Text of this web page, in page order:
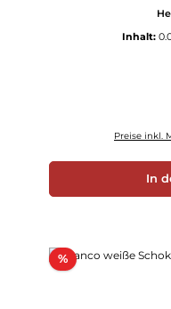
Inhalt:
Preise inkl.
In
%Rabatt